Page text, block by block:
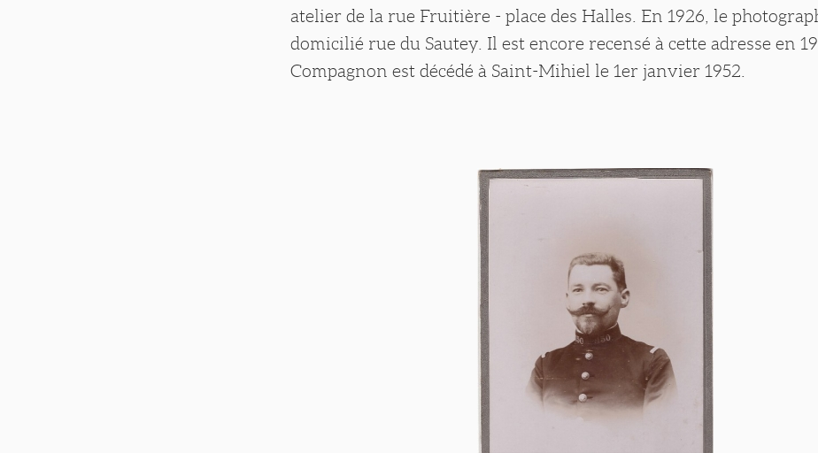
atelier de la rue Fruitière - place des Halles. En 1926, le
domicilié rue du Sautey. Il est encore recensé à cette adresse en
Compagnon est décédé à Saint-Mihiel le 1er janvier 1952.